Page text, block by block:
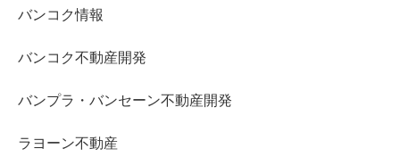
バンコク情報
バンコク不動産開発
バンプラ・バンセーン不動産開発
ラヨーン不動産